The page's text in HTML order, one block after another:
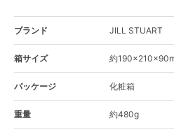
ブランド JILL STUART
箱サイズ 約
パッケージ 化粧箱
重量 約480g